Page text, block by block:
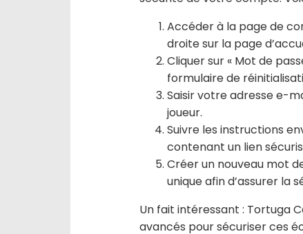
Accéder à la page de
droite sur la page
Cliquer sur « Mot de
formulaire de
Saisir votre adresse e-
joueur.
Suivre les instructions
contenant un lien
Créer un nouveau mot
unique afin d’assurer la
Un fait intéressant : Tortuga
avancés pour sécuriser ces